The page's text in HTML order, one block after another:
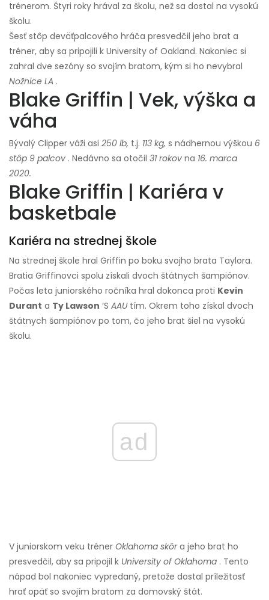
trénerom. Štyri roky hrával za školu, než sa dostal na vysokú
školu.
Šesť stôp deväťpalcového hráča presvedčil jeho brat a
tréner, aby sa pripojili k University of Oakland. Nakoniec si
zahral dve sezóny so svojím bratom, kým si ho nevybral
Nožnice LA .
Blake Griffin | Vek, výška a
váha
Bývalý Clipper váži asi 250 lb, t.j. 113 kg, s nádhernou výškou 6
stôp 9 palcov . Nedávno sa otočil 31 rokov na 16. marca
2020.
Blake Griffin | Kariéra v
basketbale
Kariéra na strednej škole
Na strednej škole hral Griffin po boku svojho brata Taylora.
Bratia Griffinovci spolu získali dvoch štátnych šampiónov.
Počas leta juniorského ročníka hral dokonca proti Kevin
Durant a Ty Lawson ‘S AAUtím. Okrem toho získal dvoch
štátnych šampiónov po tom, čo jeho brat šiel na vysokú
školu.
ad
V juniorskom veku tréner Oklahoma skôra jeho brat ho
presvedčil, aby sa pripojil k University of Oklahoma . Tento
nápad bol nakoniec vypredaný, pretože dostal príležitosť
hrať opäť so svojím bratom za domovský štát.